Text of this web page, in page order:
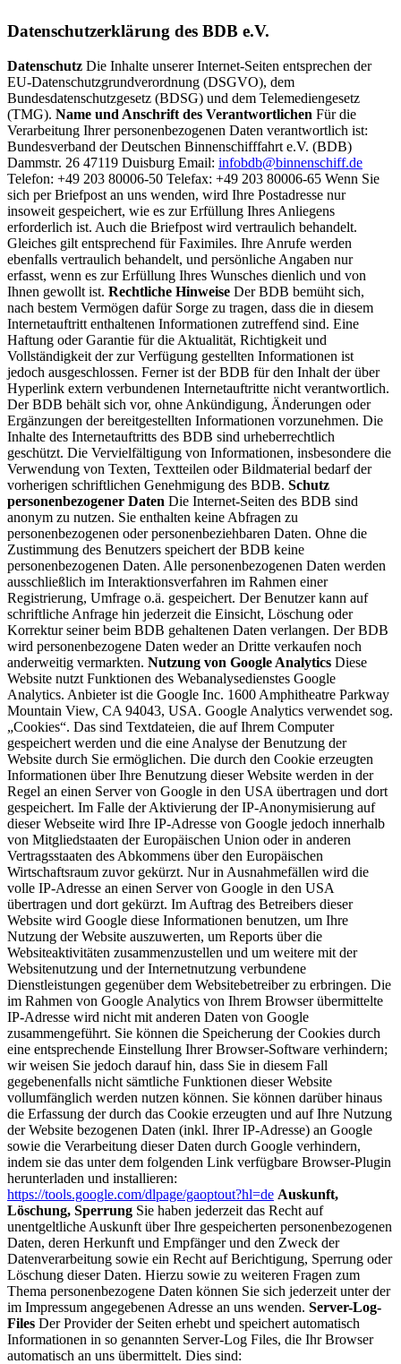
Datenschutzerklärung des BDB e.V.
Datenschutz Die Inhalte unserer Internet-Seiten entsprechen der
EU-Datenschutzgrundverordnung (DSGVO), dem
Bundesdatenschutzgesetz (BDSG) und dem Telemediengesetz
(TMG). Name und Anschrift des Verantwortlichen Für die
Verarbeitung Ihrer personenbezogenen Daten verantwortlich ist:
Bundesverband der Deutschen Binnenschifffahrt e.V. (BDB)
Dammstr. 26 47119 Duisburg Email: infobdb@binnenschiff.de
Telefon: +49 203 80006-50 Telefax: +49 203 80006-65 Wenn Sie
sich per Briefpost an uns wenden, wird Ihre Postadresse nur
insoweit gespeichert, wie es zur Erfüllung Ihres Anliegens
erforderlich ist. Auch die Briefpost wird vertraulich behandelt.
Gleiches gilt entsprechend für Faximiles. Ihre Anrufe werden
ebenfalls vertraulich behandelt, und persönliche Angaben nur
erfasst, wenn es zur Erfüllung Ihres Wunsches dienlich und von
Ihnen gewollt ist. Rechtliche Hinweise Der BDB bemüht sich,
nach bestem Vermögen dafür Sorge zu tragen, dass die in diesem
Internetauftritt enthaltenen Informationen zutreffend sind. Eine
Haftung oder Garantie für die Aktualität, Richtigkeit und
Vollständigkeit der zur Verfügung gestellten Informationen ist
jedoch ausgeschlossen. Ferner ist der BDB für den Inhalt der über
Hyperlink extern verbundenen Internetauftritte nicht verantwortlich.
Der BDB behält sich vor, ohne Ankündigung, Änderungen oder
Ergänzungen der bereitgestellten Informationen vorzunehmen. Die
Inhalte des Internetauftritts des BDB sind urheberrechtlich
geschützt. Die Vervielfältigung von Informationen, insbesondere die
Verwendung von Texten, Textteilen oder Bildmaterial bedarf der
vorherigen schriftlichen Genehmigung des BDB. Schutz
personenbezogener Daten Die Internet-Seiten des BDB sind
anonym zu nutzen. Sie enthalten keine Abfragen zu
personenbezogenen oder personenbeziehbaren Daten. Ohne die
Zustimmung des Benutzers speichert der BDB keine
personenbezogenen Daten. Alle personenbezogenen Daten werden
ausschließlich im Interaktionsverfahren im Rahmen einer
Registrierung, Umfrage o.ä. gespeichert. Der Benutzer kann auf
schriftliche Anfrage hin jederzeit die Einsicht, Löschung oder
Korrektur seiner beim BDB gehaltenen Daten verlangen. Der BDB
wird personenbezogene Daten weder an Dritte verkaufen noch
anderweitig vermarkten. Nutzung von Google Analytics Diese
Website nutzt Funktionen des Webanalysedienstes Google
Analytics. Anbieter ist die Google Inc. 1600 Amphitheatre Parkway
Mountain View, CA 94043, USA. Google Analytics verwendet sog.
„Cookies“. Das sind Textdateien, die auf Ihrem Computer
gespeichert werden und die eine Analyse der Benutzung der
Website durch Sie ermöglichen. Die durch den Cookie erzeugten
Informationen über Ihre Benutzung dieser Website werden in der
Regel an einen Server von Google in den USA übertragen und dort
gespeichert. Im Falle der Aktivierung der IP-Anonymisierung auf
dieser Webseite wird Ihre IP-Adresse von Google jedoch innerhalb
von Mitgliedstaaten der Europäischen Union oder in anderen
Vertragsstaaten des Abkommens über den Europäischen
Wirtschaftsraum zuvor gekürzt. Nur in Ausnahmefällen wird die
volle IP-Adresse an einen Server von Google in den USA
übertragen und dort gekürzt. Im Auftrag des Betreibers dieser
Website wird Google diese Informationen benutzen, um Ihre
Nutzung der Website auszuwerten, um Reports über die
Websiteaktivitäten zusammenzustellen und um weitere mit der
Websitenutzung und der Internetnutzung verbundene
Dienstleistungen gegenüber dem Websitebetreiber zu erbringen. Die
im Rahmen von Google Analytics von Ihrem Browser übermittelte
IP-Adresse wird nicht mit anderen Daten von Google
zusammengeführt. Sie können die Speicherung der Cookies durch
eine entsprechende Einstellung Ihrer Browser-Software verhindern;
wir weisen Sie jedoch darauf hin, dass Sie in diesem Fall
gegebenenfalls nicht sämtliche Funktionen dieser Website
vollumfänglich werden nutzen können. Sie können darüber hinaus
die Erfassung der durch das Cookie erzeugten und auf Ihre Nutzung
der Website bezogenen Daten (inkl. Ihrer IP-Adresse) an Google
sowie die Verarbeitung dieser Daten durch Google verhindern,
indem sie das unter dem folgenden Link verfügbare Browser-Plugin
herunterladen und installieren:
https://tools.google.com/dlpage/gaoptout?hl=de Auskunft,
Löschung, Sperrung Sie haben jederzeit das Recht auf
unentgeltliche Auskunft über Ihre gespeicherten personenbezogenen
Daten, deren Herkunft und Empfänger und den Zweck der
Datenverarbeitung sowie ein Recht auf Berichtigung, Sperrung oder
Löschung dieser Daten. Hierzu sowie zu weiteren Fragen zum
Thema personenbezogene Daten können Sie sich jederzeit unter der
im Impressum angegebenen Adresse an uns wenden. Server-Log-
Files Der Provider der Seiten erhebt und speichert automatisch
Informationen in so genannten Server-Log Files, die Ihr Browser
automatisch an uns übermittelt. Dies sind: